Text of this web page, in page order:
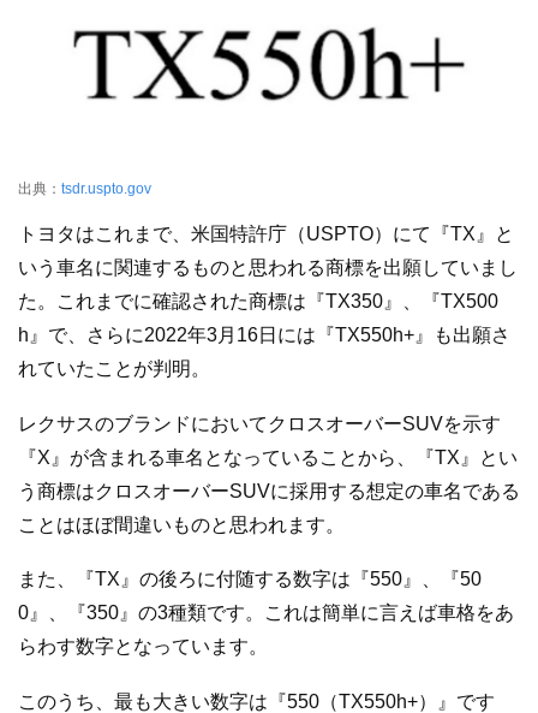
出典： tsdr.uspto.gov
トヨタはこれまで、米国特許庁（USPTO）にて『TX』と
いう車名に関連するものと思われる商標を出願していまし
た。これまでに確認された商標は『TX350』、『TX500
h』で、さらに2022年3月16日には『TX550h+』も出願さ
れていたことが判明。
レクサスのブランドにおいてクロスオーバーSUVを示す
『X』が含まれる車名となっていることから、『TX』とい
う商標はクロスオーバーSUVに採用する想定の車名である
ことはほぼ間違いものと思われます。
また、『TX』の後ろに付随する数字は『550』、『50
0』、『350』の3種類です。これは簡単に言えば車格をあ
らわす数字となっています。
このうち、最も大きい数字は『550（TX550h+）』です